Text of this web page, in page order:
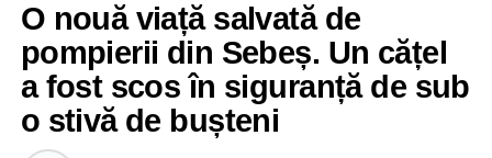
O nouă viață salvată de
pompierii din Sebeș. Un cățel
a fost scos în siguranță de sub
o stivă de bușteni